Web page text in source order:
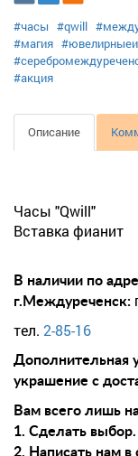
#часы #qwill
#магия
#акция
Описание
Часы "Qwill"
Вставка фианит
В наличии по
г.Междуреченск:
тел. 2-85-16
Дополнительная
украшение с
Вам всего лишь
1. Сделать выбор.
2. Написать нам в